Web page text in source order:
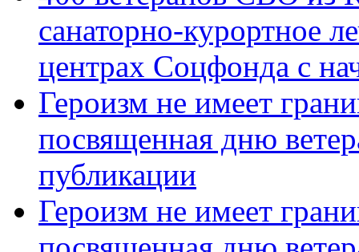
санаторно-курортное
центрах Соцфонда с
Героизм не имеет
посвященная дню
публикации
Героизм не имеет